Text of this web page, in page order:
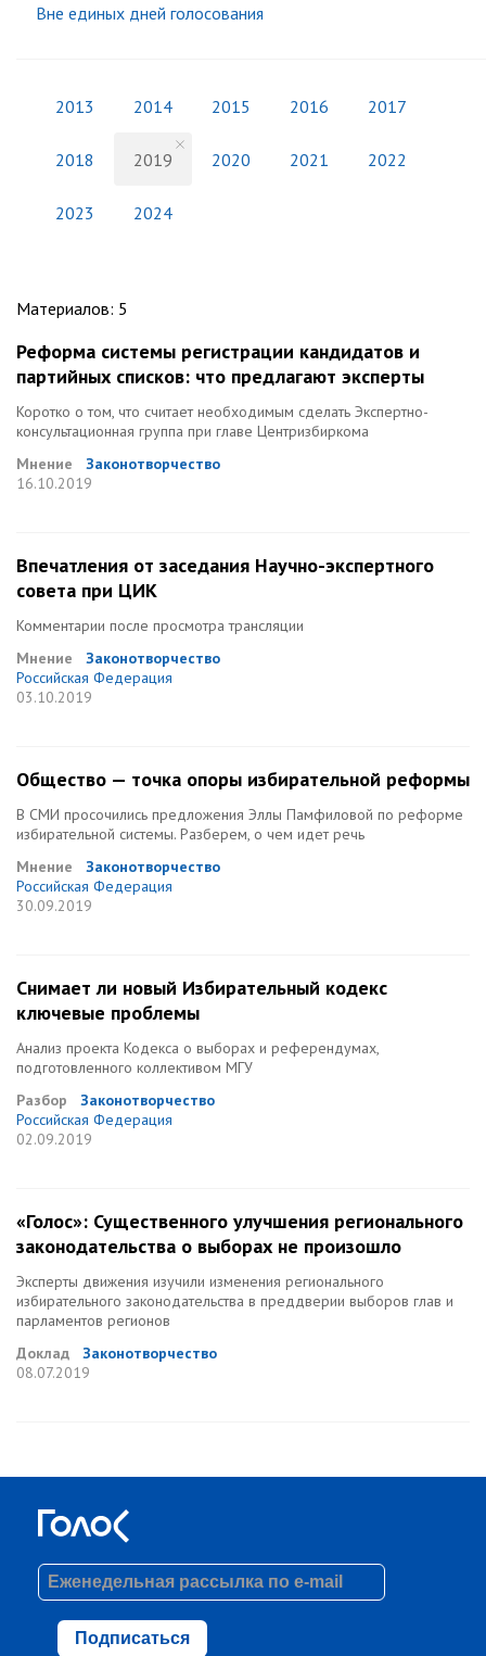
Вне единых дней голосования
2013 2014 2015 2016 2017
2018 2019 2020 2021 2022
2023 2024
Материалов: 5
Реформа системы регистрации кандидатов и
партийных списков: что предлагают эксперты
Коротко о том, что считает необходимым сделать Экспертно-
консультационная группа при главе Центризбиркома
Мнение
Законотворчество
16.10.2019
Впечатления от заседания Научно-экспертного
совета при ЦИК
Комментарии после просмотра трансляции
Мнение
Законотворчество
Российская Федерация
03.10.2019
Общество — точка опоры избирательной реформы
В СМИ просочились предложения Эллы Памфиловой по реформе
избирательной системы. Разберем, о чем идет речь
Мнение
Законотворчество
Российская Федерация
30.09.2019
Снимает ли новый Избирательный кодекс
ключевые проблемы
Анализ проекта Кодекса о выборах и референдумах,
подготовленного коллективом МГУ
Разбор
Законотворчество
Российская Федерация
02.09.2019
«Голос»: Существенного улучшения регионального
законодательства о выборах не произошло
Эксперты движения изучили изменения регионального
избирательного законодательства в преддверии выборов глав и
парламентов регионов
Доклад
Законотворчество
08.07.2019
Подписаться